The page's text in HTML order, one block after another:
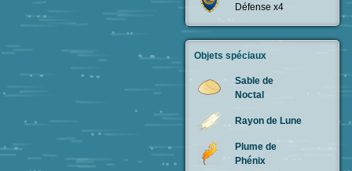
Défense x4
Objets spéciaux
Sable de
Noctal
Rayon de Lune
Plume de
Phénix